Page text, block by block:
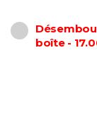
boîte -